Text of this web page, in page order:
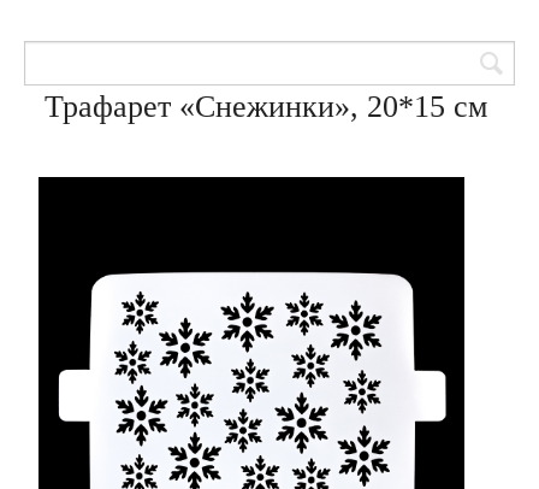
Трафарет «Снежинки», 20*15 см